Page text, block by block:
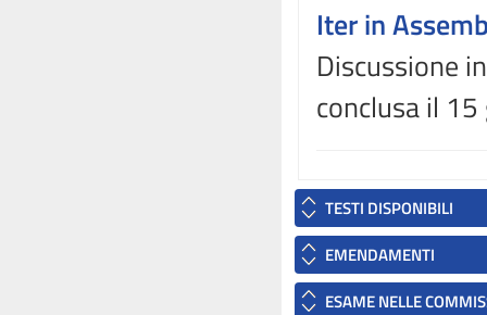
Iter in
Discussione
conclusa il
TESTI DISPONIBILI
EMENDAMENTI
ESAME NELLE